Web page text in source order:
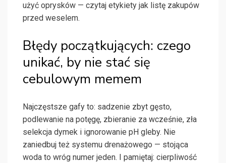
użyć oprysków — czytaj etykiety jak listę zakupów
przed weselem.
Błędy początkujących: czego
unikać, by nie stać się
cebulowym memem
Najczęstsze gafy to: sadzenie zbyt gęsto,
podlewanie na potęgę, zbieranie za wcześnie, zła
selekcja dymek i ignorowanie pH gleby. Nie
zaniedbuj też systemu drenażowego — stojąca
woda to wróg numer jeden. I pamiętaj: cierpliwość